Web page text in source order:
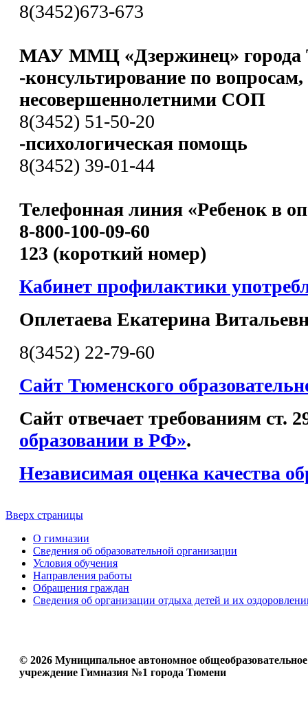
8(3452)673-673
МАУ ММЦ «Дзержинец» города
-консультирование по
несовершеннолетними СОП
8(3452) 51-50-20
-психологическая помощь
8(3452) 39-01-44
Телефонная линия «Ребенок в
8-800-100-09-60
123 (короткий номер)
Кабинет профилактики
Оплетаева Екатерина
8(3452) 22-79-60
Сайт Тюменского
Сайт отвечает требованиям ст.
образовании в РФ».
Независимая оценка качества
Вверх страницы
О гимназии
Сведения об образовательной организации
Условия обучения
Направления работы
Обращения граждан
Сведения об организации отдыха детей и их
© 2026 Муниципальное автономное общеобразовательное
учреждение Гимназия №1 города Тюмени